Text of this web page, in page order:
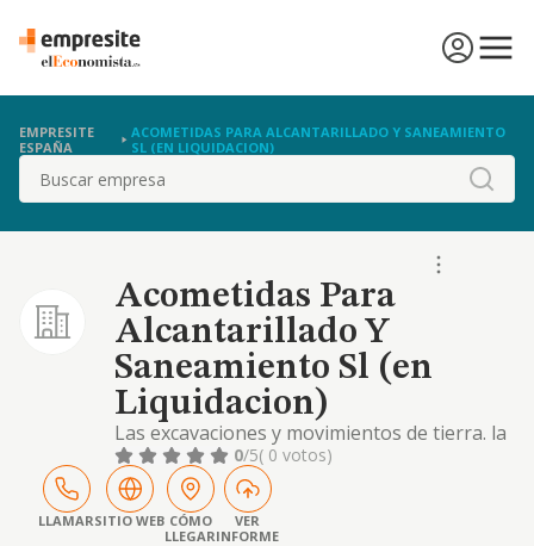
EMPRESITE
ESPAÑA
ACOMETIDAS PARA ALCANTARILLADO Y SANEAMIENTO
SL (EN LIQUIDACION)
Buscar
Acometidas Para
Alcantarillado Y
Saneamiento Sl (en
Liquidacion)
Las excavaciones y movimientos de tierra. la
construccion de toda clase de edificios,
viviendas, locales comerciales e industriales,
por cuenta propia o por encargo de terceros
0/5( 0 votos)
LLAMARSITIO WEB CÓMO
LLEGAR
VER
INFORME